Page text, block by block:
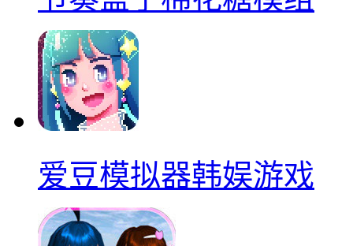
爱豆模拟器韩娱游戏